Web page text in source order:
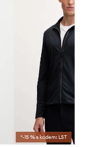
*-15 % s kódem: LST